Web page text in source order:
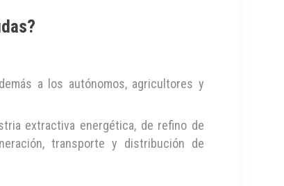
a los autónomos, agricultores y
extractiva energética, de refino de
transporte y distribución de